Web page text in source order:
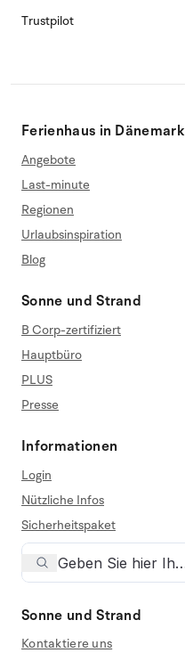
Trustpilot
Ferienhaus in Dänemark
Angebote
Last-minute
Regionen
Urlaubsinspiration
Blog
Sonne und Strand
B Corp-zertifiziert
Hauptbüro
PLUS
Presse
Informationen
Login
Nützliche Infos
Sicherheitspaket
Sonne und Strand
Kontaktiere uns